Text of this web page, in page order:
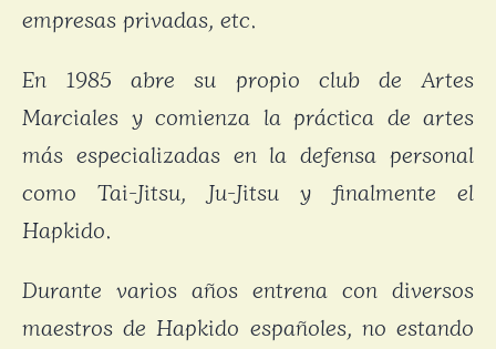
empresas privadas, etc.
En 1985 abre su propio club de Artes
Marciales y comienza la práctica de artes
más especializadas en la defensa personal
como Tai-Jitsu, Ju-Jitsu y finalmente el
Hapkido.
Durante varios años entrena con diversos
maestros de Hapkido españoles, no estando